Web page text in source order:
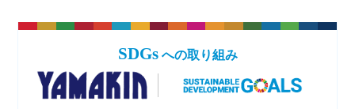
PTオスネジ
面の保護（フ
ゴム加工・
樹脂加工・成
SDGsへの取り組み